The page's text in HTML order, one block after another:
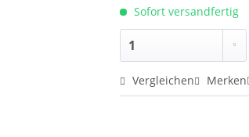
Sofort versandfertig
Vergleichen Merken